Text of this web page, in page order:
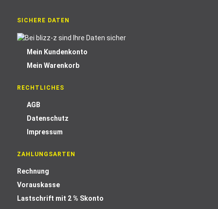
SICHERE DATEN
Mein Kundenkonto
Mein Warenkorb
RECHTLICHES
AGB
Datenschutz
Impressum
ZAHLUNGSARTEN
Rechnung
Vorauskasse
Lastschrift mit 2 % Skonto